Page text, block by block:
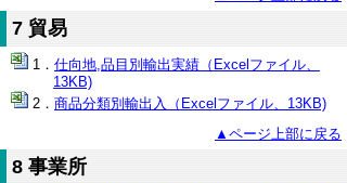
7 貿易
仕向地,品目別輸出実績（Excelファイル、
13KB)
商品分類別輸出入（Excelファイル、13KB)
▲ページ上部に戻る
8 事業所